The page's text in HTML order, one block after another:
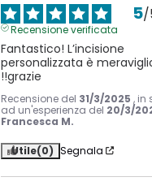
5/
Recensione verificata
Fantastico! L’incisione
personalizzata è
!!grazie
Recensione del 31/3/2025 , in
ad un'esperienza del 20/3/
Francesca M.
Utile(0) Segnala